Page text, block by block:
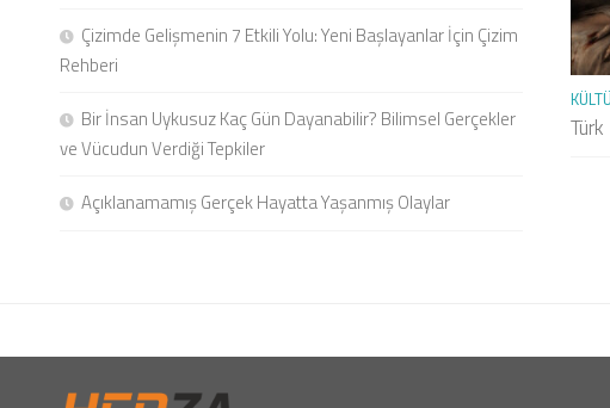
Çizimde Gelişmenin 7 Etkili Yolu: Yeni Başlayanlar İçin Çizim
Rehberi
Bir İnsan Uykusuz Kaç Gün Dayanabilir? Bilimsel Gerçekler
ve Vücudun Verdiği Tepkiler
Açıklanamamış Gerçek Hayatta Yaşanmış Olaylar